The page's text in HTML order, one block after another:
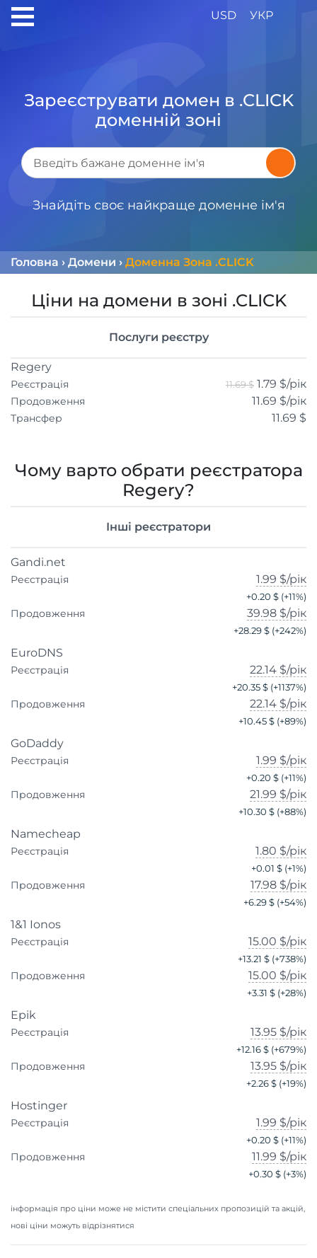
USD УКР
Зареєструвати домен в .CLICK
доменній зоні
Знайдіть своє найкраще доменне ім'я
Головна › Домени › Доменна Зона .CLICK
Ціни на домени в зоні .CLICK
Послуги реєстру
Regery
Реєстрація 11.69 $ 1.79 $/рік
Продовження 11.69 $/рік
Трансфер 11.69 $
Чому варто обрати реєстратора
Regery?
Інші реєстратори
Gandi.net
Реєстрація 1.99 $/рік
+0.20 $ (+11%)
Продовження 39.98 $/рік
+28.29 $ (+242%)
EuroDNS
Реєстрація 22.14 $/рік
+20.35 $ (+1137%)
Продовження 22.14 $/рік
+10.45 $ (+89%)
GoDaddy
Реєстрація 1.99 $/рік
+0.20 $ (+11%)
Продовження 21.99 $/рік
+10.30 $ (+88%)
Namecheap
Реєстрація 1.80 $/рік
+0.01 $ (+1%)
Продовження 17.98 $/рік
+6.29 $ (+54%)
1&1 Ionos
Реєстрація 15.00 $/рік
+13.21 $ (+738%)
Продовження 15.00 $/рік
+3.31 $ (+28%)
Epik
Реєстрація 13.95 $/рік
+12.16 $ (+679%)
Продовження 13.95 $/рік
+2.26 $ (+19%)
Hostinger
Реєстрація 1.99 $/рік
+0.20 $ (+11%)
Продовження 11.99 $/рік
+0.30 $ (+3%)
інформація про ціни може не містити спеціальних пропозицій та акцій,
нові ціни можуть відрізнятися